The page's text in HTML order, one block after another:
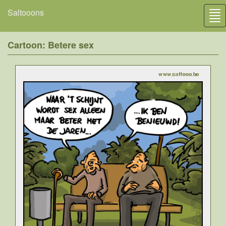
Saltooons
Cartoon: Betere sex